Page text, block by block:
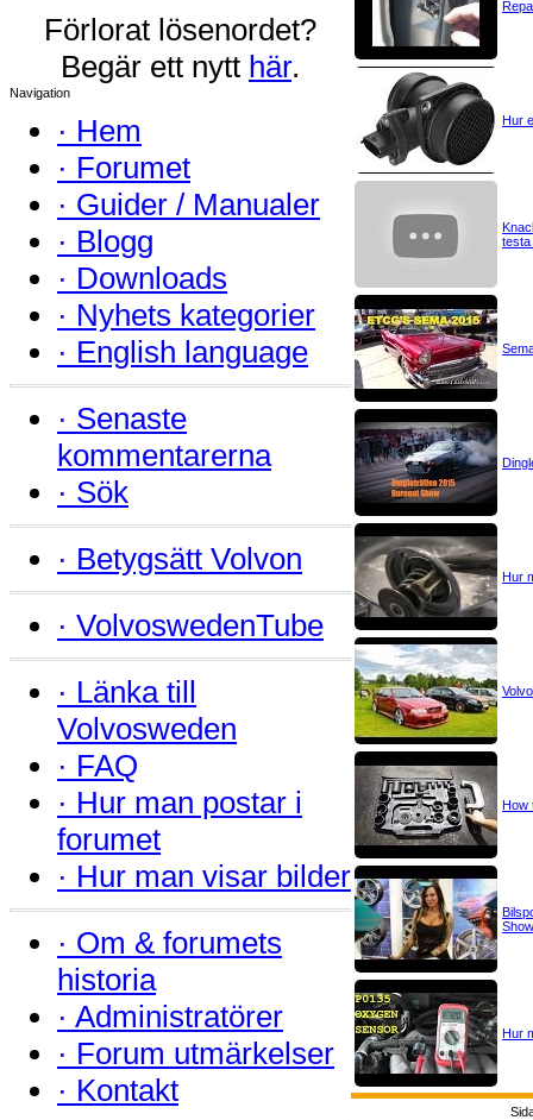
Förlorat lösenordet?
Begär ett nytt här.
Navigation
· Hem
· Forumet
· Guider / Manualer
· Blogg
· Downloads
· Nyhets kategorier
· English language
· Senaste
kommentarerna
· Sök
· Betygsätt Volvon
· VolvoswedenTube
· Länka till
Volvosweden
· FAQ
· Hur man postar i
forumet
· Hur man visar bilder
· Om & forumets
historia
· Administratörer
· Forum utmärkelser
· Kontakt
Hur
testa
Hur
How
Hur